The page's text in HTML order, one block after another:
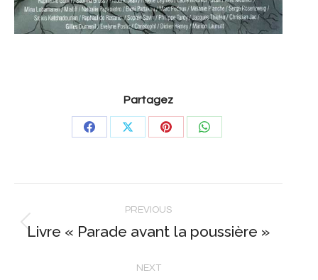
Partagez
Share
Share
Share
Share
navigation
PREVIOUS
Previous
Livre « Parade avant la poussière »
NEXT